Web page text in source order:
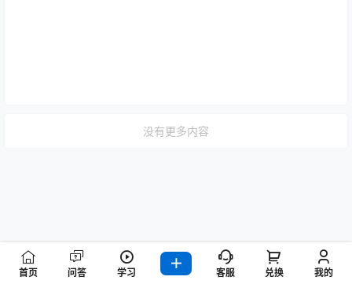
没有更多内容
首页 问答 学习 客服 兑换 我的